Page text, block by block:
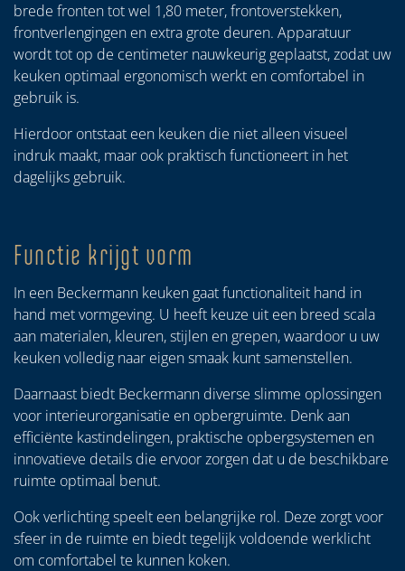
brede fronten tot wel 1,80 meter, frontoverstekken,
frontverlengingen en extra grote deuren. Apparatuur
wordt tot op de centimeter nauwkeurig geplaatst, zodat uw
keuken optimaal ergonomisch werkt en comfortabel in
gebruik is.
Hierdoor ontstaat een keuken die niet alleen visueel
indruk maakt, maar ook praktisch functioneert in het
dagelijks gebruik.
Functie krijgt vorm
In een Beckermann keuken gaat functionaliteit hand in
hand met vormgeving. U heeft keuze uit een breed scala
aan materialen, kleuren, stijlen en grepen, waardoor u uw
keuken volledig naar eigen smaak kunt samenstellen.
Daarnaast biedt Beckermann diverse slimme oplossingen
voor interieurorganisatie en opbergruimte. Denk aan
efficiënte kastindelingen, praktische opbergsystemen en
innovatieve details die ervoor zorgen dat u de beschikbare
ruimte optimaal benut.
Ook verlichting speelt een belangrijke rol. Deze zorgt voor
sfeer in de ruimte en biedt tegelijk voldoende werklicht
om comfortabel te kunnen koken.